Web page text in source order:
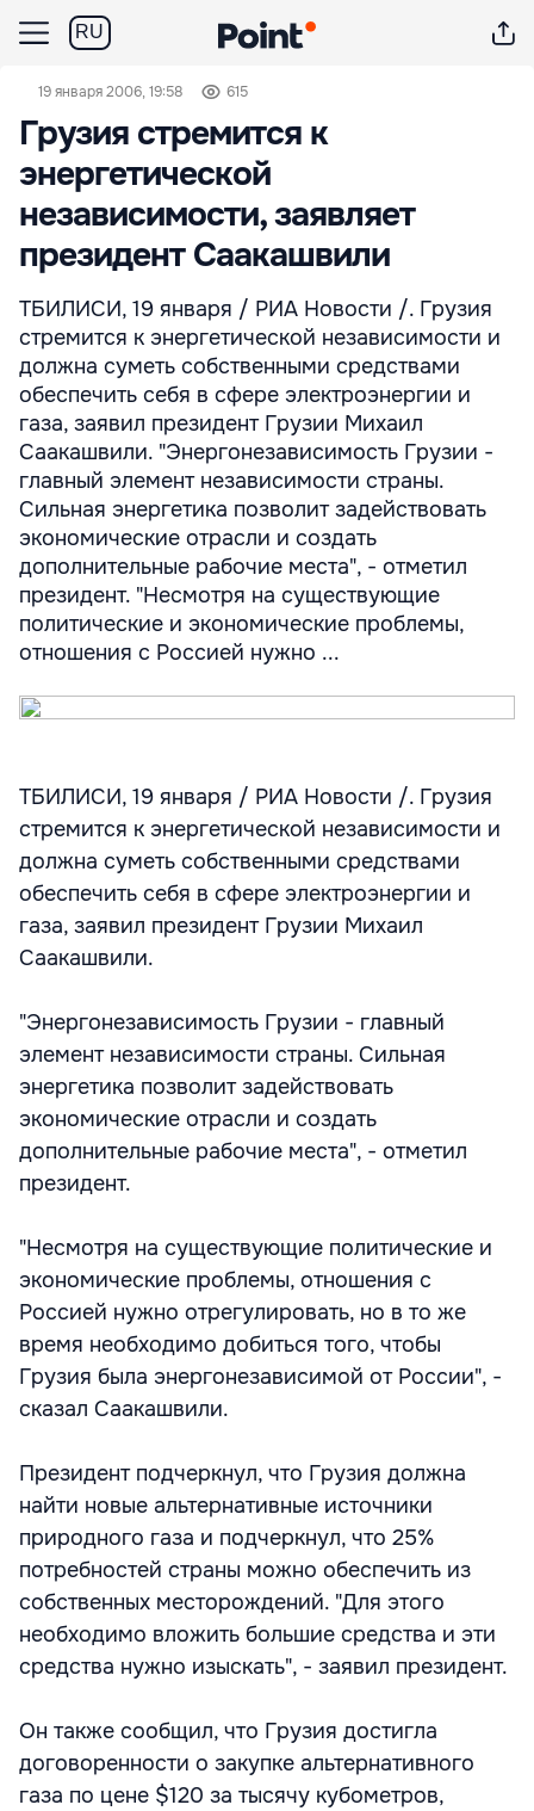
RU
19 января 2006, 19:58 615
Грузия стремится к
энергетической
независимости, заявляет
президент Саакашвили
ТБИЛИСИ, 19 января / РИА Новости /. Грузия
стремится к энергетической независимости и
должна суметь собственными средствами
обеспечить себя в сфере электроэнергии и
газа, заявил президент Грузии Михаил
Саакашвили. "Энергонезависимость Грузии -
главный элемент независимости страны.
Сильная энергетика позволит задействовать
экономические отрасли и создать
дополнительные рабочие места", - отметил
президент. "Несмотря на существующие
политические и экономические проблемы,
отношения с Россией нужно ...
ТБИЛИСИ, 19 января / РИА Новости /. Грузия
стремится к энергетической независимости и
должна суметь собственными средствами
обеспечить себя в сфере электроэнергии и
газа, заявил президент Грузии Михаил
Саакашвили.
"Энергонезависимость Грузии - главный
элемент независимости страны. Сильная
энергетика позволит задействовать
экономические отрасли и создать
дополнительные рабочие места", - отметил
президент.
"Несмотря на существующие политические и
экономические проблемы, отношения с
Россией нужно отрегулировать, но в то же
время необходимо добиться того, чтобы
Грузия была энергонезависимой от России", -
сказал Саакашвили.
Президент подчеркнул, что Грузия должна
найти новые альтернативные источники
природного газа и подчеркнул, что 25%
потребностей страны можно обеспечить из
собственных месторождений. "Для этого
необходимо вложить большие средства и эти
средства нужно изыскать", - заявил президент.
Он также сообщил, что Грузия достигла
договоренности о закупке альтернативного
газа по цене $120 за тысячу кубометров,